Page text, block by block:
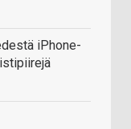
iPhone-